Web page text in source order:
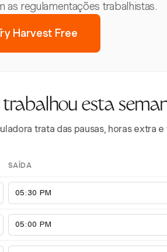
regulamentações trabalhistas.
Harvest Free
esta
trata das pausas, horas extra
SAÍDA